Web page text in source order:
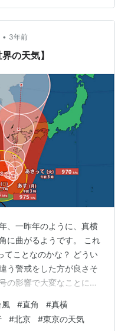
、Y-Z軸の直角度③を確
模式図 X軸、Y軸はベッ
角パターンを1mm厚ほ
• 3年前
の天気】
、一昨年のように、真横
に曲がるようです。 これ
てことなのかな？ どうい
う警戒をした方が良さそ
の影響で大変なことにな
の天気は、 雨 最高気温
しいけど、あんなに雨
風 #直角 #真横
#北京 #東京の天気